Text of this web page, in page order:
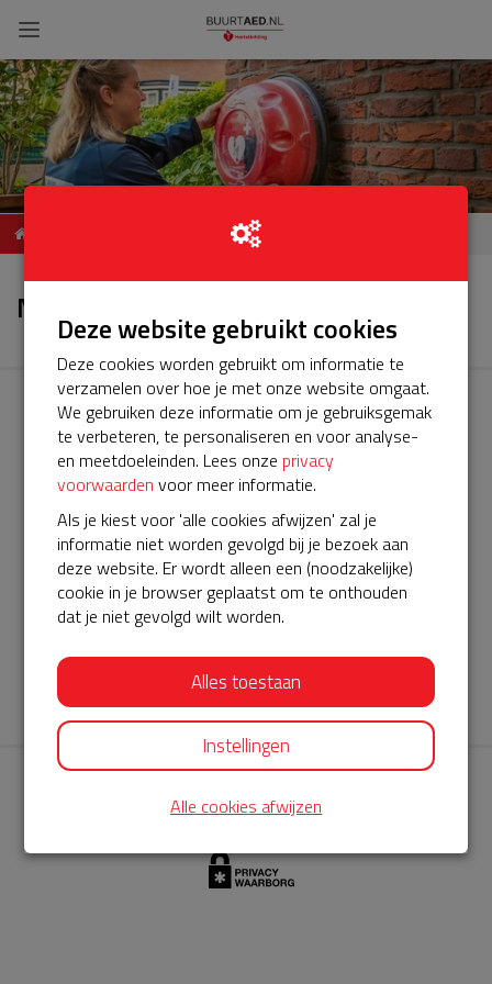
Nieuws
AED360-ProCardio
ServiceBuurtAED wordt aangeboden door de Hartstichting en
AED360-ProCardio. Net als bij BuurtAED is AED360-ProCardio
de leverancier van het servicepakket en ontzorgen zij jou de
komende jaren. AED360-ProCardio is gespecialiseerd in de
levering en het onderhoud van Philips AED’s.
Deze website gebruikt cookies
Deze cookies worden gebruikt om informatie te
verzamelen over hoe je met onze website omgaat.
We gebruiken deze informatie om je gebruiksgemak
te verbeteren, te personaliseren en voor analyse-
en meetdoeleinden. Lees onze privacy
voorwaarden voor meer informatie.
Als je kiest voor 'alle cookies afwijzen' zal je
informatie niet worden gevolgd bij je bezoek aan
deze website. Er wordt alleen een (noodzakelijke)
cookie in je browser geplaatst om te onthouden
dat je niet gevolgd wilt worden.
Alles toestaan
Instellingen
Alle cookies afwijzen